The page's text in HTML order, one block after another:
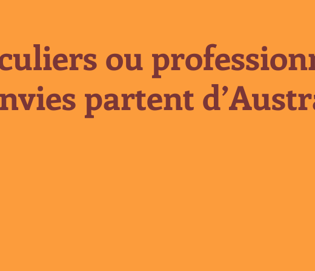
ou
partent